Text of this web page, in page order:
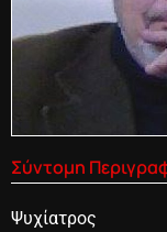
Σύντομη
Ψυχίατρος